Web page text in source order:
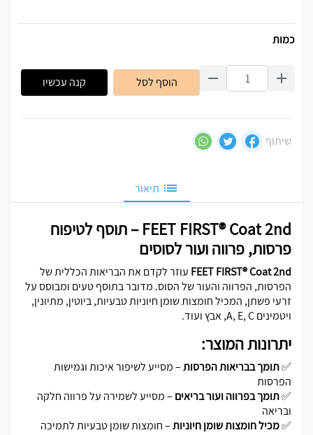
כמות
הוסף לסל קנה עכשיו
שיתוף
תיאור
FEET FIRST® Coat 2nd – תוסף לטיפוח
פרסות, פרווה ועור לסוסים
FEET FIRST® Coat 2nd עוזר לקדם את הבריאות הכללית של
הפרסות, הפרווה והעור של הסוס. מדובר בתוסף טעים ומבוסס על
זרעי פשתן, המכיל חומצות שומן חיוניות טבעיות, ביוטין, מתיונין,
ויטמינים A, E, C, אבץ ועוד.
יתרונות המוצר:
✅תומך בבריאות הפרסות– מסייע לשיפור איכות וגמישות
הפרסות
✅תומך בפרווה ועור בריאים – מסייע לשמירה על פרווה חלקה
ובריאה
✅מכיל חומצות שומן חיוניות– חומצות שומן טבעיות לתמיכה